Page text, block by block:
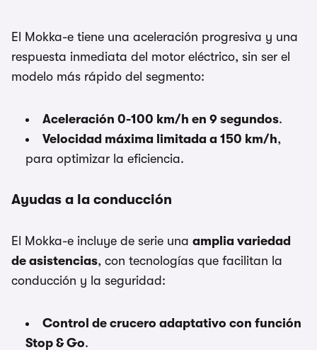
El Mokka-e tiene una aceleración progresiva y una
respuesta inmediata del motor eléctrico, sin ser el
modelo más rápido del segmento:
Aceleración 0-100 km/h en 9 segundos.
Velocidad máxima limitada a 150 km/h,
para optimizar la eficiencia.
Ayudas a la conducción
El Mokka-e incluye de serie una amplia variedad
de asistencias, con tecnologías que facilitan la
conducción y la seguridad:
Control de crucero adaptativo con función
Stop & Go.